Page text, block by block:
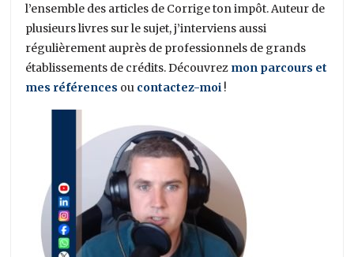
l’ensemble des articles de Corrige ton impôt. Auteur de
plusieurs livres sur le sujet, j’interviens aussi
régulièrement auprès de professionnels de grands
établissements de crédits. Découvrez mon parcours et
mes références ou contactez-moi !